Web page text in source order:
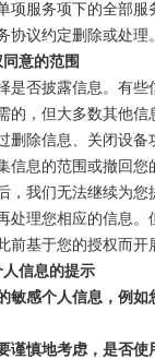
项服务项下的全部服
协议约定删除或处理。
意的范围
是否披露信息。有些
的，但大多数其他信
删除信息、关闭设备
信息的范围或撤回您
，我们无法继续为您
处理您相应的信息。
前基于您的授权而开
信息的提示
敏感个人信息，例如
谨慎地考虑，是否使